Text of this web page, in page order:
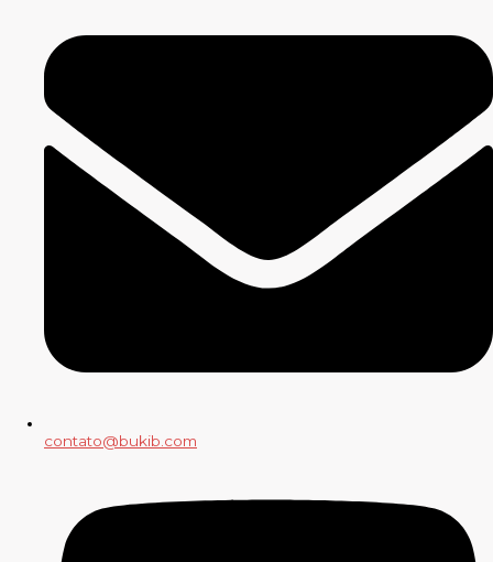
contato@bukib.com